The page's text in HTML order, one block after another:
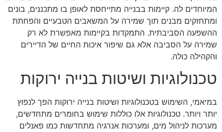
המיוחדים לה. קיימות בבנייה מתייחסת לאופן בו מתכננים, בונים
ומתחזקים מבנים תוך שמירה על המשאבים הטבעיים והפחתת
ההשפעה הסביבתית. התמקדות בקיימות מאפשרת לא רק
שמירה על הסביבה אלא גם שיפור איכות החיים של הדיירים
והקהילה כולה.
טכנולוגיות ושיטות בנייה ירוקות
במיאמי, השימוש בטכנולוגיות ושיטות בנייה ירוקות הפך לנפוץ
יותר ויותר. טכנולוגיות אלו כוללות שימוש בחומרים מתחדשים,
מערכות לניהול מים, ומערכות אנרגיה מתחדשות כמו פאנלים